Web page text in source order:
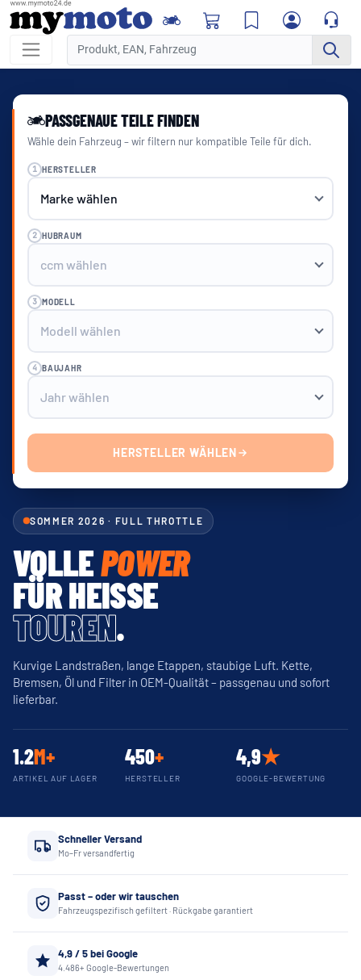
SOMMER 2026 · FULL THROTTLE
VOLLEPOWER
FÜR HEISSE
TOUREN.
Kurvige Landstraßen, lange Etappen, staubige Luft. Kette,
Bremsen, Öl und Filter in OEM-Qualität – passgenau und sofort
lieferbar.
1.2M+
ARTIKEL AUF LAGER
450+
HERSTELLER
4,9★
GOOGLE-BEWERTUNG
PASSGENAUE TEILE FINDEN
Wähle dein Fahrzeug – wir filtern nur kompatible Teile für dich.
1 HERSTELLER
2 HUBRAUM
3 MODELL
4 BAUJAHR
HERSTELLER WÄHLEN
Schneller Versand
Mo–Fr versandfertig
Passt – oder wir tauschen
Fahrzeugspezifisch gefiltert · Rückgabe garantiert
4,9 / 5 bei Google
4.486+ Google-Bewertungen